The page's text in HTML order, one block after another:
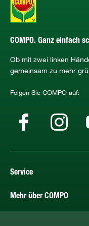
COMPO. Ganz einfach
Ob mit zwei linken
gemeinsam zu mehr
Folgen Sie COMPO auf:
Service
Mehr über COMPO